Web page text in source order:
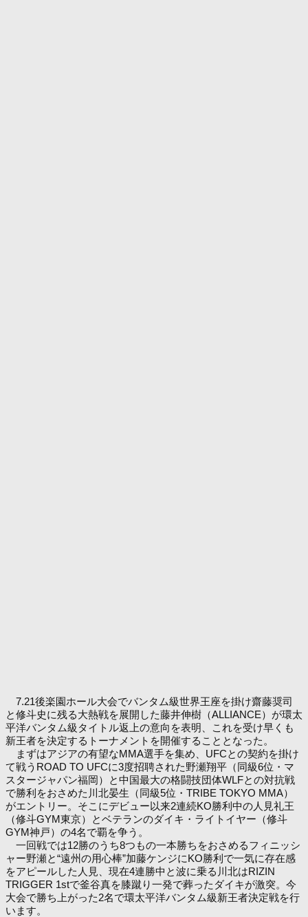
7.21後楽園ホール大会でバンタム級世界王座を掛け齋藤奨司
と修斗史に残る大熱戦を展開した藤井伸樹（ALLIANCE）が環太
平洋バンタム級タイトル返上の意向を表明、これを受け早くも
新王者を決定するトーナメントを開催することとなった。
まずはアジアの有望なMMA選手を集め、UFCとの契約を掛け
て戦うROAD TO UFCに3度招聘された野瀬翔平（同級6位・マ
スタージャパン福岡）と中国最大の格闘技団体WLFとの対抗戦
で勝利をおさめた川北晏生（同級5位・TRIBE TOKYO MMA）
がエントリー。そこにデビュー以来2連続KO勝利中の人見礼王
（修斗GYM東京）とベテランのダイキ・ライトイヤー（修斗
GYM神戸）の4名で覇を争う。
一回戦では12勝のうち8つもの一本勝ちをおさめるフィニッシ
ャー野瀬と“遠州の用心棒”加藤ケンジにKO勝利で一気に存在感
をアピールした人見、現在4連勝中と波に乗る川北はRIZIN
TRIGGER 1stで釜谷真を膝蹴り一発で葬ったダイキが激突。今
大会で勝ち上がった2名で環太平洋バンタム級新王者決定戦を行
います。